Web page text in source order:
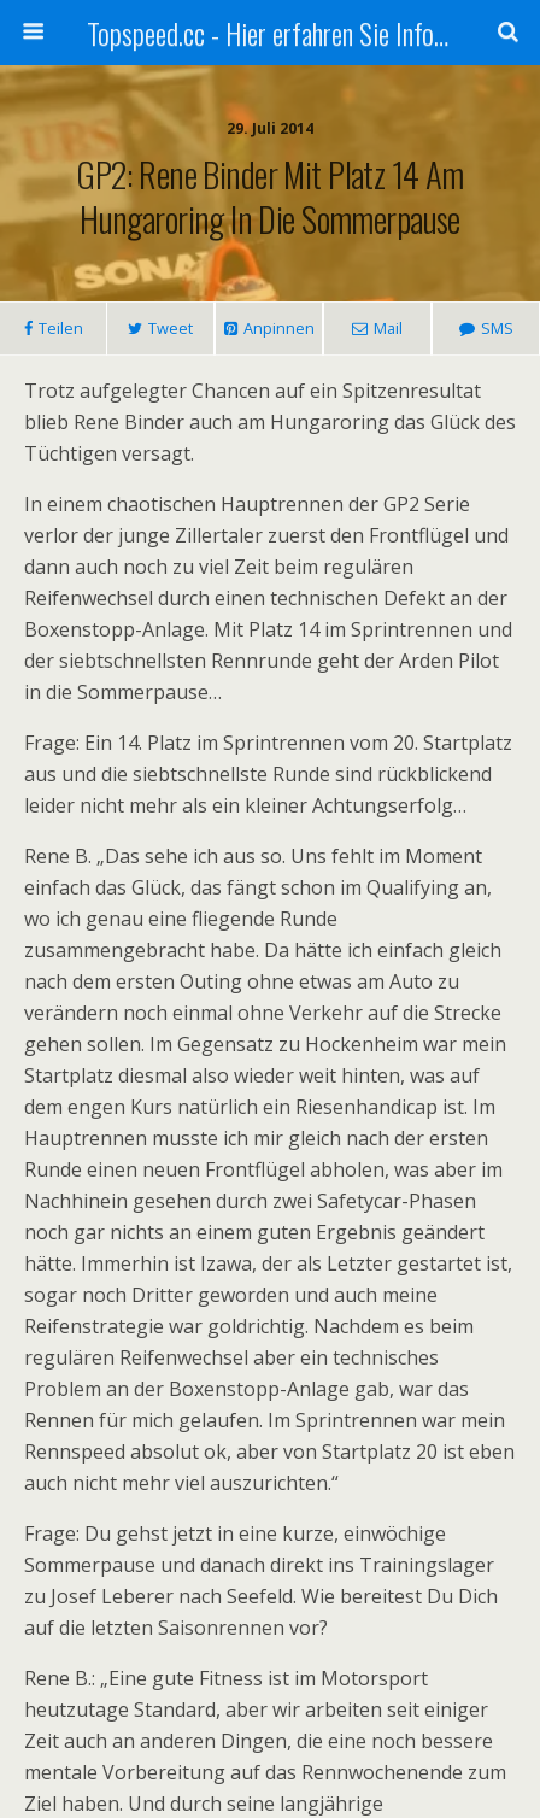
Topspeed.cc - Hier erfahren Sie Infos über die Rennsportszene mit Vollgas
29. Juli 2014
GP2: Rene Binder Mit Platz 14 Am
Hungaroring In Die Sommerpause
Teilen Tweet Anpinnen Mail SMS
Trotz aufgelegter Chancen auf ein Spitzenresultat
blieb Rene Binder auch am Hungaroring das Glück des
Tüchtigen versagt.
In einem chaotischen Hauptrennen der GP2 Serie
verlor der junge Zillertaler zuerst den Frontflügel und
dann auch noch zu viel Zeit beim regulären
Reifenwechsel durch einen technischen Defekt an der
Boxenstopp-Anlage. Mit Platz 14 im Sprintrennen und
der siebtschnellsten Rennrunde geht der Arden Pilot
in die Sommerpause…
Frage: Ein 14. Platz im Sprintrennen vom 20. Startplatz
aus und die siebtschnellste Runde sind rückblickend
leider nicht mehr als ein kleiner Achtungserfolg…
Rene B. „Das sehe ich aus so. Uns fehlt im Moment
einfach das Glück, das fängt schon im Qualifying an,
wo ich genau eine fliegende Runde
zusammengebracht habe. Da hätte ich einfach gleich
nach dem ersten Outing ohne etwas am Auto zu
verändern noch einmal ohne Verkehr auf die Strecke
gehen sollen. Im Gegensatz zu Hockenheim war mein
Startplatz diesmal also wieder weit hinten, was auf
dem engen Kurs natürlich ein Riesenhandicap ist. Im
Hauptrennen musste ich mir gleich nach der ersten
Runde einen neuen Frontflügel abholen, was aber im
Nachhinein gesehen durch zwei Safetycar-Phasen
noch gar nichts an einem guten Ergebnis geändert
hätte. Immerhin ist Izawa, der als Letzter gestartet ist,
sogar noch Dritter geworden und auch meine
Reifenstrategie war goldrichtig. Nachdem es beim
regulären Reifenwechsel aber ein technisches
Problem an der Boxenstopp-Anlage gab, war das
Rennen für mich gelaufen. Im Sprintrennen war mein
Rennspeed absolut ok, aber von Startplatz 20 ist eben
auch nicht mehr viel auszurichten.“
Frage: Du gehst jetzt in eine kurze, einwöchige
Sommerpause und danach direkt ins Trainingslager
zu Josef Leberer nach Seefeld. Wie bereitest Du Dich
auf die letzten Saisonrennen vor?
Rene B.: „Eine gute Fitness ist im Motorsport
heutzutage Standard, aber wir arbeiten seit einiger
Zeit auch an anderen Dingen, die eine noch bessere
mentale Vorbereitung auf das Rennwochenende zum
Ziel haben. Und durch seine langjährige